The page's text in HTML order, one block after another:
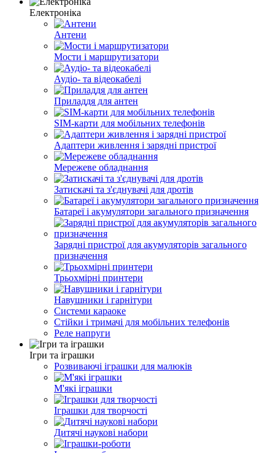
Електроніка
Антени
Мости і маршрутизатори
Аудіо- та відеокабелі
Приладдя для антен
SIM-карти для мобільних телефонів
Адаптери живлення і зарядні пристрої
Мережеве обладнання
Затискачі та з'єднувачі для дротів
Батареї і акумулятори загального призначення
Зарядні пристрої для акумуляторів загального
призначення
Трьохмірні принтери
Навушники і гарнітури
Системи караоке
Стійки і тримачі для мобільних телефонів
Реле напруги
Ігри та іграшки
Розвиваючі іграшки для малюків
М'які іграшки
Іграшки для творчості
Дитячі наукові набори